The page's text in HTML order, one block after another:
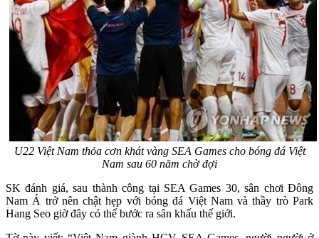
U22 Việt Nam thỏa cơn khát vàng SEA Games cho bóng đá Việt
Nam sau 60 năm chờ đợi
SK đánh giá, sau thành công tại SEA Games 30, sân chơi Đông
Nam Á trở nên chật hẹp với bóng đá Việt Nam và thầy trò Park
Hang Seo giờ đây có thể bước ra sân khấu thế giới.